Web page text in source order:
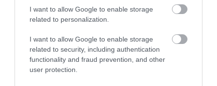
I want to allow Google to enable storage
related to personalization.
I want to allow Google to enable storage
related to security, including authentication
functionality and fraud prevention, and other
user protection.